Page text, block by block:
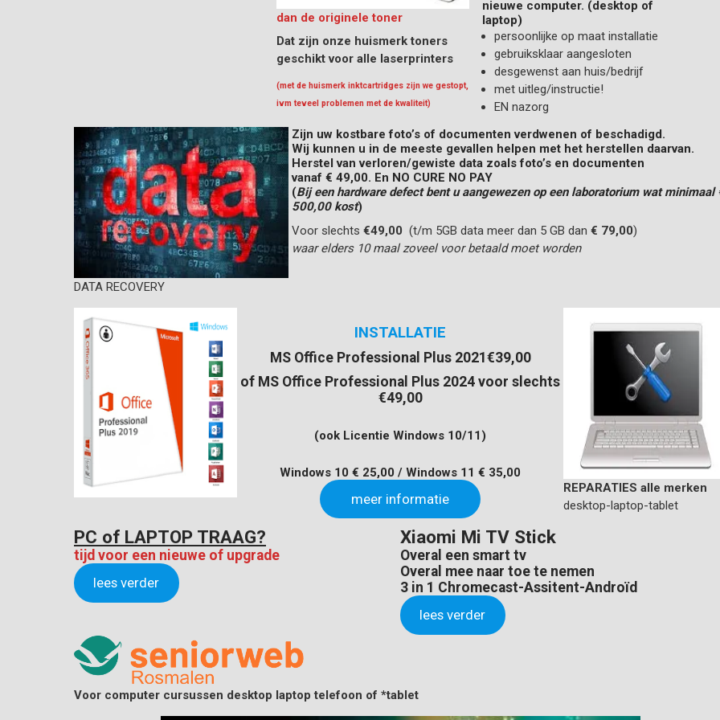
dan de originele toner
Dat zijn onze huismerk toners
geschikt voor alle laserprinters
(met de huismerk inktcartridges zijn we gestopt,
ivm teveel problemen met de kwaliteit)
nieuwe computer. (desktop of
laptop)
persoonlijke op maat installatie
gebruiksklaar aangesloten
desgewenst aan huis/bedrijf
met uitleg/instructie!
EN nazorg
DATA RECOVERY
Zijn uw kostbare foto’s of documenten verdwenen of beschadigd.
Wij kunnen u in de meeste gevallen helpen met het herstellen daarvan.
Herstel van verloren/gewiste data zoals foto’s en documenten
vanaf € 49,00. En NO CURE NO PAY
(Bij een hardware defect bent u aangewezen op een laboratorium wat minimaal
500,00 kost)
Voor slechts €49,00 (t/m 5GB data meer dan 5 GB dan € 79,00)
waar elders 10 maal zoveel voor betaald moet worden
INSTALLATIE
MS Office Professional Plus 2021€39,00
of MS Office Professional Plus 2024 voor slechts
€49,00
(ook Licentie Windows 10/11)
Windows 10 € 25,00 / Windows 11 € 35,00
meer informatie
REPARATIES alle merken
desktop-laptop-tablet
PC of LAPTOP TRAAG?
tijd voor een nieuwe of upgrade
lees verder
Xiaomi Mi TV Stick
Overal een smart tv
Overal mee naar toe te nemen
3 in 1 Chromecast-Assitent-Androïd
lees verder
Voor computer cursussen desktop laptop telefoon of *tablet